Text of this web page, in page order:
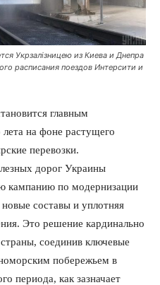
Укрзалізницею из Киева и Днепра
расписания поездов Интерсити и
главным
на фоне растущего
перевозки.
дорог Украины
кампанию по модернизации
составы и уплотняя
Это решение кардинально
соединив ключевые
побережьем в
периода, как зазначает